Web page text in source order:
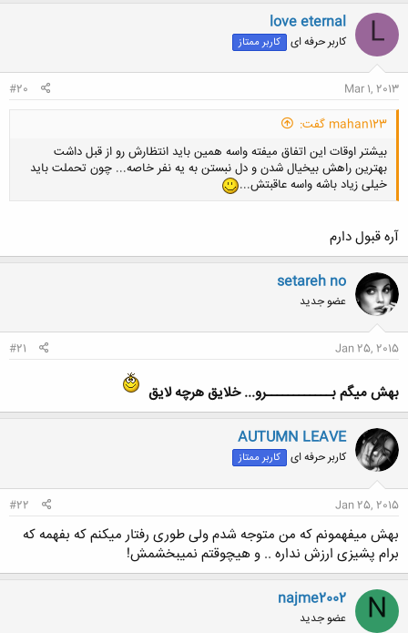
L
love eternal
کاربر حرفه ای کاربر ممتاز
Mar 1, 2013
#20
mahan123 گفت:
بیشتر اوقات این اتفاق میفته واسه همین باید انتظارش رو از قبل داشت
بهترین راهش بیخیال شدن و دل نبستن به یه نفر خاصه... چون تحملت باید
خیلی زیاد باشه واسه عاقبتش...
آره قبول دارم
setareh no
عضو جدید
Jan 25, 2015
#21
بهش میگم بــــــــــــرو... خلایق هرچه لایق
AUTUMN LEAVE
کاربر حرفه ای کاربر ممتاز
Jan 25, 2015
#22
بهش میفهمونم که من متوجه شدم ولی طوری رفتار میکنم که بفهمه که
برام پشیزی ارزش نداره .. و هیچوقتم نمیبخشمش!
N
najme2002
عضو جدید